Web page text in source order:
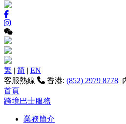
繁 | 简 | EN
客服熱線
香港: (852) 2979 8778
首頁
跨境巴士服務
業務簡介